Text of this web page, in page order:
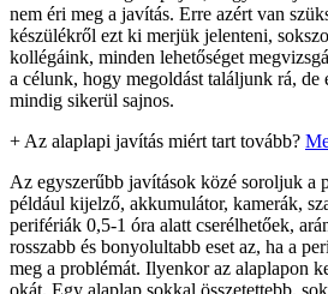
nem éri meg a javítás. Erre azért van
készülékről ezt ki merjük jelenteni,
kollégáink, minden lehetőséget
a célunk, hogy megoldást találjunk rá,
mindig sikerül sajnos.
+ Az alaplapi javítás miért tart tovább?
Az egyszerűbb javítások közé soroljuk a
például kijelző, akkumulátor, kamerák,
perifériák 0,5-1 óra alatt cserélhetőek,
rosszabb és bonyolultabb eset az, ha a
meg a problémát. Ilyenkor az alaplapon
okát. Egy alaplap sokkal összetettebb,